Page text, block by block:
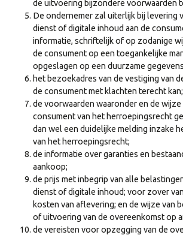
de uitvoering bijzondere voorwaarden
De ondernemer zal uiterlijk bij levering
dienst of digitale inhoud aan de
informatie, schriftelijk of op zodanige
de consument op een toegankelijke
opgeslagen op een duurzame
het bezoekadres van de vestiging van
de consument met klachten terecht kan;
de voorwaarden waaronder en de wijze
consument van het herroepingsrecht
dan wel een duidelijke melding inzake
van het herroepingsrecht;
de informatie over garanties en
aankoop;
de prijs met inbegrip van alle
dienst of digitale inhoud; voor zover
kosten van aflevering; en de wijze van
of uitvoering van de overeenkomst op
de vereisten voor opzegging van de